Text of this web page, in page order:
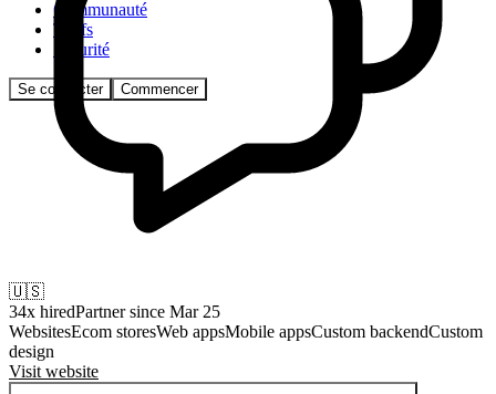
Communauté
Tarifs
Sécurité
Se connecter Commencer
🇺🇸
34x hiredPartner since Mar 25
WebsitesEcom storesWeb appsMobile appsCustom backendCustom
design
Visit website